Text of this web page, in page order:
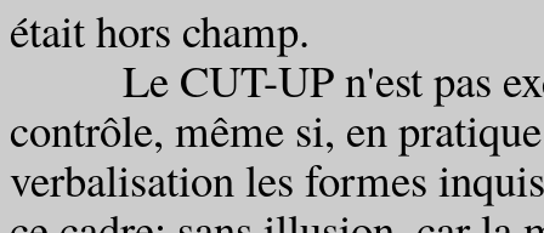
était hors champ.
Le CUT-UP n'est pas
contrôle, même si, en
verbalisation les formes